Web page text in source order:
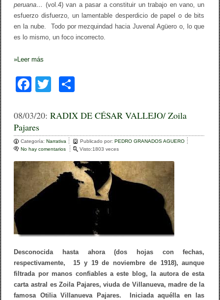
peruana… (vol.4) van a pasar a constituir un trabajo en vano, un
esfuerzo disfuerzo, un lamentable desperdicio de papel o de bits
en la nube. Todo por mezquindad hacia Juvenal Agüero o, lo que
es lo mismo, un foco incorrecto.
»Leer más
F
c
e
b
o
o
k
tt
er
m
p
ar
tir
08/03/20:RADIX DE CÉSAR VALLEJO/ Zoila
Pajares
Categoría:Narrativa Publicado por:PEDRO GRANADOS AGUERO
No hay comentarios
R
A
S
R
L
L
J
Visto:1803 veces
Desconocida hasta ahora (dos hojas con fechas,
respectivamente, 15 y 19 de noviembre de 1918), aunque
filtrada por manos confiables a este blog, la autora de esta
carta astral es Zoila Pajares, viuda de Villanueva, madre de la
famosa Otilia Villanueva Pajares. Iniciada aquélla en las